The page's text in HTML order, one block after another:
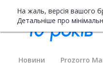
На жаль, версія вашого
Детальніше про
Новини Prozorro